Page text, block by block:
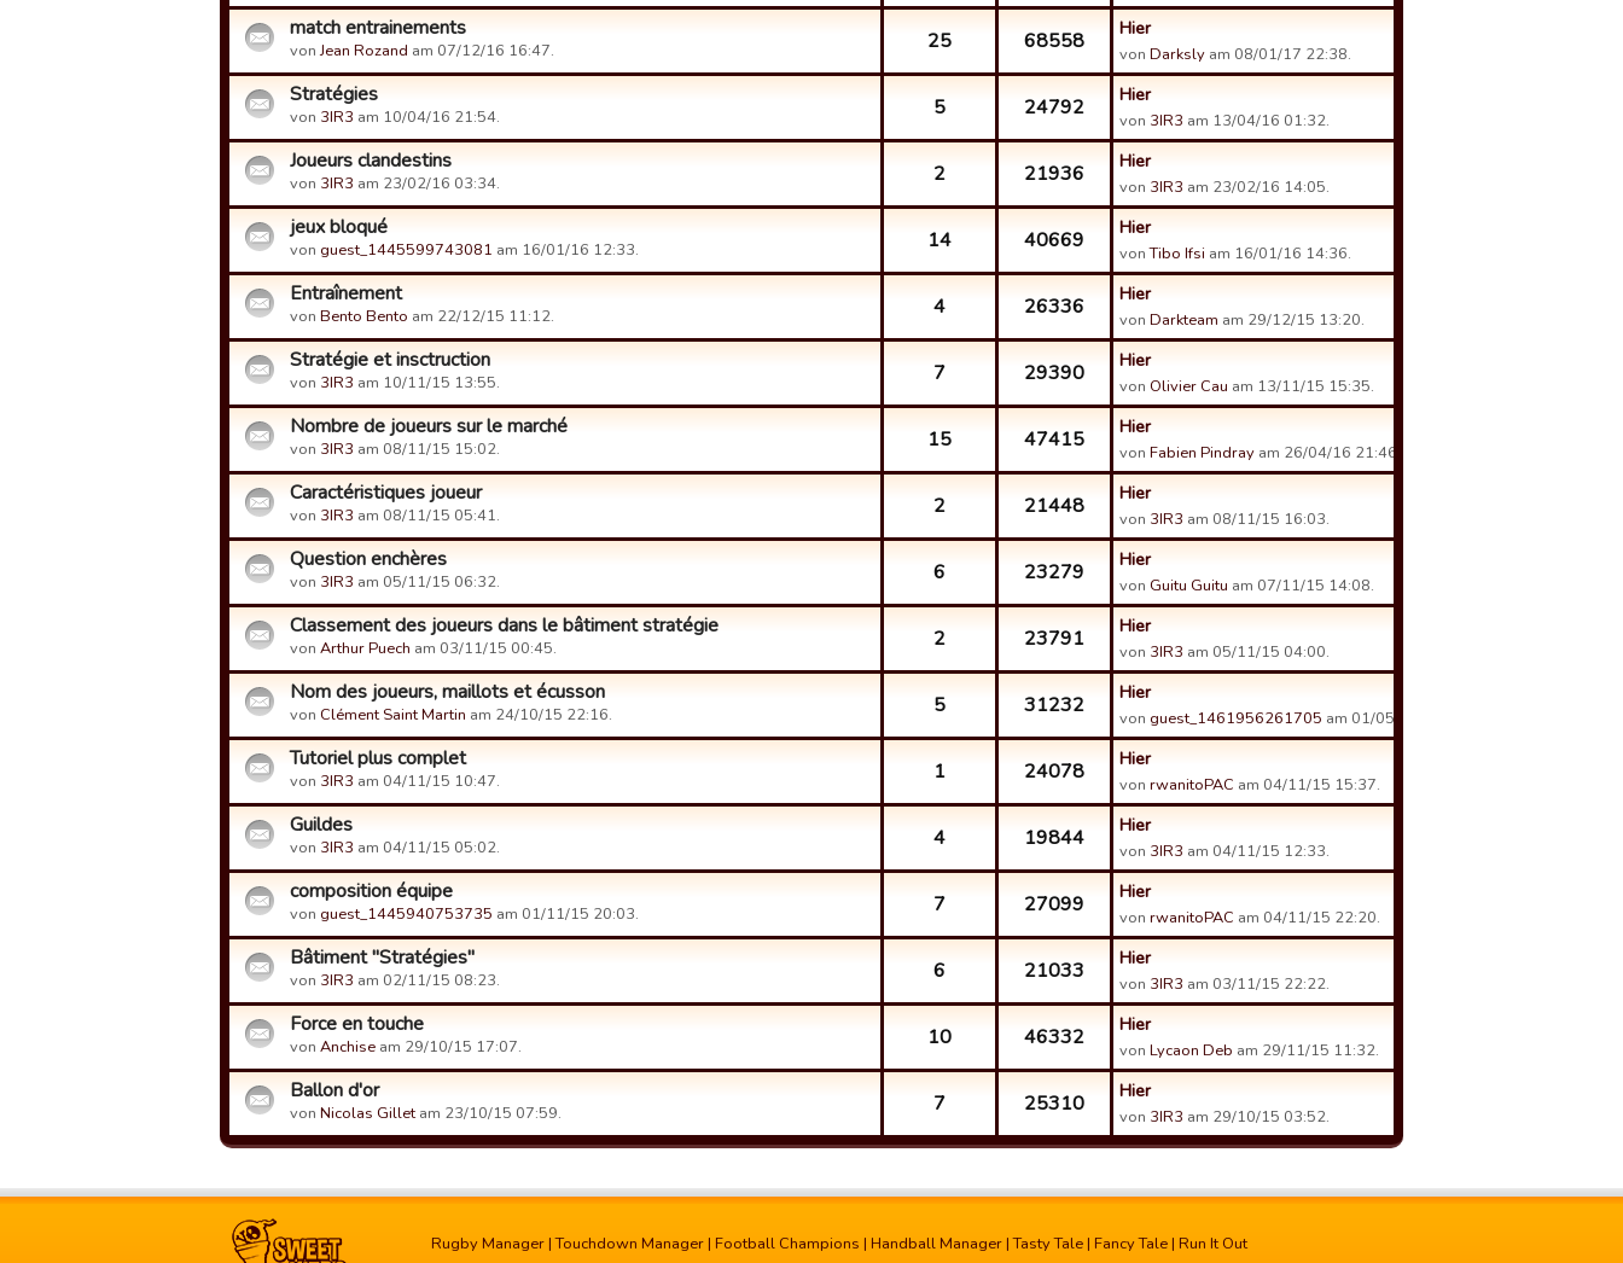
match entrainements
vonJean Rozand am 07/12/16 16:47. 25 68558 Hier
von Darksly am 08/01/17 22:38.
Stratégies
von 3IR3 am 10/04/16 21:54. 5 24792 Hier
von 3IR3 am 13/04/16 01:32.
Joueurs clandestins
von 3IR3 am 23/02/16 03:34. 2 21936 Hier
von 3IR3 am 23/02/16 14:05.
jeux bloqué
von guest_1445599743081 am 16/01/16 12:33. 14 40669 Hier
vonTibo Ifsi am 16/01/16 14:36.
Entraînement
von Bento Bento am 22/12/15 11:12. 4 26336 Hier
von Darkteam am 29/12/15 13:20.
Stratégie et insctruction
von 3IR3 am 10/11/15 13:55. 7 29390 Hier
von Olivier Cau am 13/11/15 15:35.
Nombre de joueurs sur le marché
von 3IR3 am 08/11/15 15:02. 15 47415 Hier
von Fabien Pindray am 26/04/16 21:46.
Caractéristiques joueur
von 3IR3 am 08/11/15 05:41. 2 21448 Hier
von 3IR3 am 08/11/15 16:03.
Question enchères
von 3IR3 am 05/11/15 06:32. 6 23279 Hier
von Guitu Guitu am 07/11/15 14:08.
Classement des joueurs dans le bâtiment stratégie
von Arthur Puech am 03/11/15 00:45. 2 23791 Hier
von 3IR3 am 05/11/15 04:00.
Nom des joueurs, maillots et écusson
von Clément Saint Martin am 24/10/15 22:16. 5 31232 Hier
von guest_1461956261705 am 01/05/16 14:38.
Tutoriel plus complet
von 3IR3 am 04/11/15 10:47. 1 24078 Hier
von rwanitoPAC am 04/11/15 15:37.
Guildes
von 3IR3 am 04/11/15 05:02. 4 19844 Hier
von 3IR3 am 04/11/15 12:33.
composition équipe
von guest_1445940753735 am 01/11/15 20:03. 7 27099 Hier
von rwanitoPAC am 04/11/15 22:20.
Bâtiment "Stratégies"
von 3IR3 am 02/11/15 08:23. 6 21033 Hier
von 3IR3 am 03/11/15 22:22.
Force en touche
von Anchise am 29/10/15 17:07. 10 46332 Hier
von Lycaon Deb am 29/11/15 11:32.
Ballon d'or
von Nicolas Gilletam 23/10/15 07:59. 7 25310 Hier
von 3IR3 am 29/10/15 03:52.
Rugby Manager |Touchdown Manager | Football Champions | Handball Manager |Tasty Tale | Fancy Tale | Run It Out